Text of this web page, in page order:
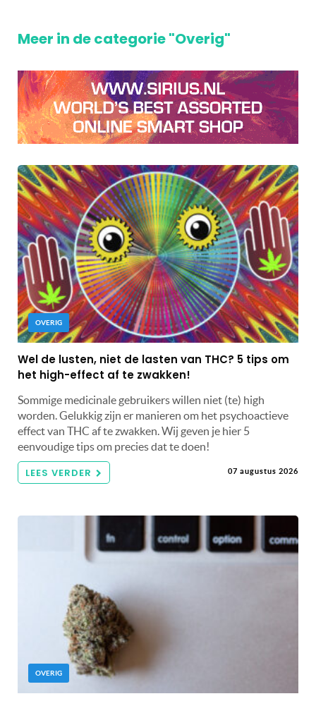
Meer in de categorie "Overig"
OVERIG
Wel de lusten, niet de lasten van THC? 5 tips om
het high-effect af te zwakken!
Sommige medicinale gebruikers willen niet (te) high
worden. Gelukkig zijn er manieren om het psychoactieve
effect van THC af te zwakken. Wij geven je hier 5
eenvoudige tips om precies dat te doen!
LEES VERDER 07 augustus 2026
OVERIG